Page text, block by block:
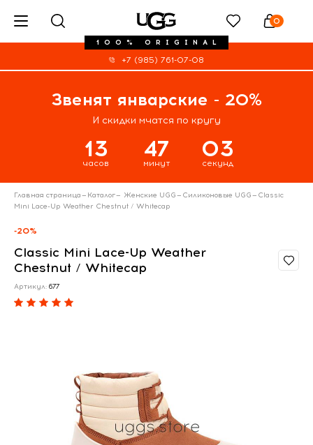
100% ORIGINAL
0
+7 (985) 761-07-08
Звенят январские - 20%
И скидки мчатся по кругу
13
часов
47
минут
03
секунд
Главная страница— Каталог— Женские UGG— Силиконовые UGG— Classic
Mini Lace-Up Weather Chestnut / Whitecap
-20%
Classic Mini Lace-Up Weather
Chestnut / Whitecap
Артикул: 677